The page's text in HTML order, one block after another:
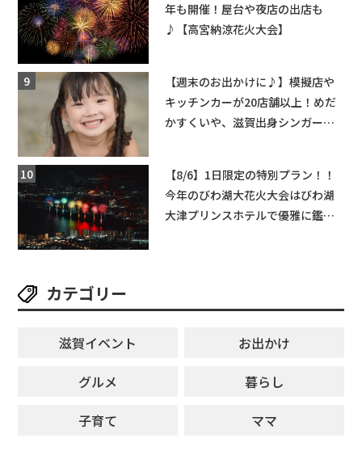
年も開催！屋台や夜店の出店も
♪【高宮納涼花火大会】
【週末のお出かけに♪】模擬店や
キッチンカーが20店舗以上！めだ
かすくいや、滋賀出身シンガーソ
【8/6】1日限定の特別プラン！！
今年のびわ湖大花火大会はびわ湖
大津プリンスホテルで優雅に鑑賞
カテゴリー
滋賀イベント
お出かけ
グルメ
暮らし
子育て
ママ